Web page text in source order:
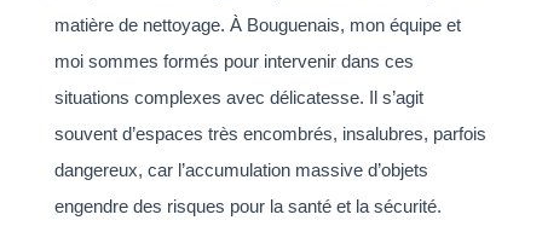
matière de nettoyage. À Bouguenais, mon équipe et
moi sommes formés pour intervenir dans ces
situations complexes avec délicatesse. Il s’agit
souvent d’espaces très encombrés, insalubres, parfois
dangereux, car l’accumulation massive d’objets
engendre des risques pour la santé et la sécurité.